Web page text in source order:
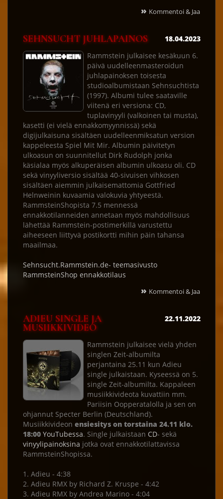
» Kommentoi & Jaa
SEHNSUCHT JUHLAPAINOS
18.04.2023
Rammstein julkaisee kesäkuun 6.
päivä uudelleenmasteroidun
juhlapainoksen toisesta
studioalbumistaan Sehnsuchtista
(1997). Albumi tulee saataville
viitenä eri versiona: CD,
tuplavinyyli (valkoinen tai musta),
kasetti (ei vielä ennakkomyynnissä) sekä
digijulkaisuna sisältäen uudelleenmiksatun version
kappeleesta Spiel Mit Mir. Albumin päivitetyn
ulkoasun on suunnitellut Dirk Rudolph jonka
käsialaa myös alkuperäisen albumin ulkoasu oli. CD
sekä vinyyliversio sisältää 40-sivuisen vihkosen
sisältäen aiemmin julkaisemattomia Gottfried
Helnweinin kuvaamia valokuvia yhtyeestä.
RammsteinShopista 7.5 mennessä
ennakkotilanneiden annetaan myös mahdollisuus
lähettää Rammstein-postimerkillä varustettu
aiheeseen liittyvä postikortti mihin päin tahansa
maailmaa.
Sehnsucht.Rammstein.de- teemasivusto
RammsteinShop ennakkotilaus
» Kommentoi & Jaa
ADIEU SINGLE JA
MUSIIKKIVIDEO
22.11.2022
Rammstein julkaisee vielä yhden
singlen Zeit-albumilta
perjantaina 25.11 kun Adieu
single julkaistaan. Kyseessä on 5.
single Zeit-albumilta. Kappaleen
musiikkivideota kuvattiin mm.
Pariisin Oopperatalolla ja sen on
ohjannut Specter Berlin (Deutschland).
Musiikkivideon ensiesitys on torstaina 24.11 klo.
18:00 YouTubessa. Single julkaistaan CD- sekä
vinyylipainoksina jotka ovat ennakkotilattavissa
RammsteinShopissa.
1. Adieu - 4:38
2. Adieu RMX by Richard Z. Kruspe - 4:42
3. Adieu RMX by Andrea Marino - 4:04